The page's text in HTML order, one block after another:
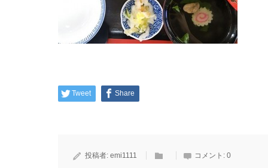
Tweet Share
投稿者: emi1111 コメント: 0